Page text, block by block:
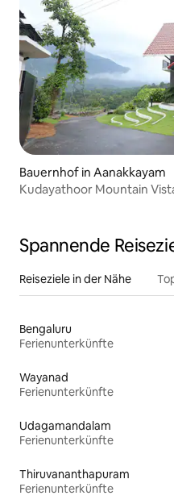
Bauernhof in Aanakkayam
Kudayathoor Mountain
Spannende
Reiseziele in der Nähe
Bengaluru
Ferienunterkünfte
Wayanad
Ferienunterkünfte
Udagamandalam
Ferienunterkünfte
Thiruvananthapuram
Ferienunterkünfte